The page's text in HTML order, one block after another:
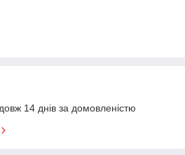
14 днів за домовленістю